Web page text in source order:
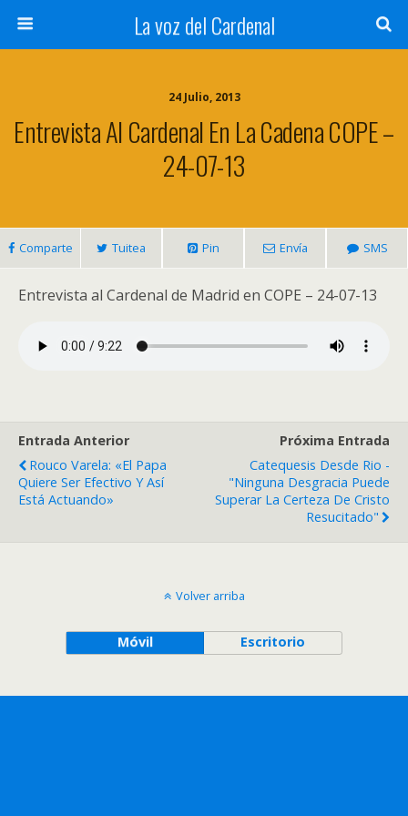
La voz del Cardenal
24 Julio, 2013
Entrevista Al Cardenal En La Cadena COPE –
24-07-13
Comparte Tuitea Pin Envía SMS
Entrevista al Cardenal de Madrid en COPE – 24-07-13
Entrada Anterior
Rouco Varela: «El Papa
Quiere Ser Efectivo Y Así
Está Actuando»
Próxima Entrada
Catequesis Desde Rio -
"Ninguna Desgracia Puede
Superar La Certeza De Cristo
Resucitado"
Volver arriba
Móvil Escritorio